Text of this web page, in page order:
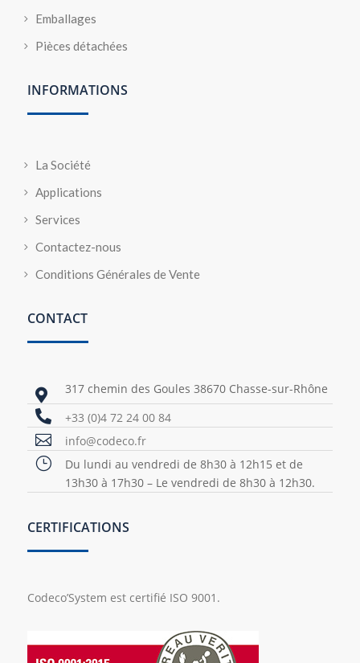
Emballages
Pièces détachées
INFORMATIONS
La Société
Applications
Services
Contactez-nous
Conditions Générales de Vente
CONTACT
 317 chemin des Goules 38670 Chasse-sur-Rhône
 +33 (0)4 72 24 00 84
 info@codeco.fr
}
Du lundi au vendredi de 8h30 à 12h15 et de
13h30 à 17h30 – Le vendredi de 8h30 à 12h30.
CERTIFICATIONS
Codeco’System est certifié ISO 9001.